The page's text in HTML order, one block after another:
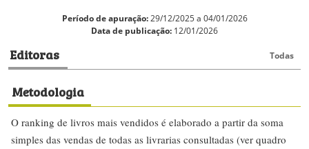
Período de apuração:29/12/2025 a 04/01/2026
Data de publicação: 12/01/2026
Editoras Todas
Metodologia
O ranking de livros mais vendidos é elaborado a partir da soma
simples das vendas de todas as livrarias consultadas (ver quadro